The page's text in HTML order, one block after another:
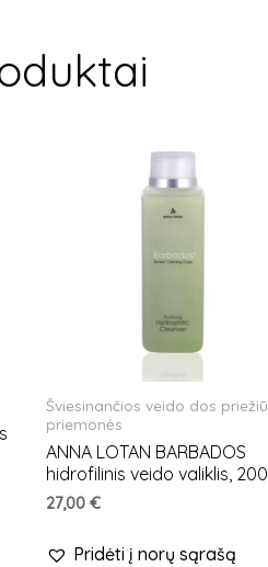
Šviesinančios veido dos
priemonės
ANNA LOTAN BARBADOS
hidrofilinis veido valiklis,
27,00€
Pridėti į norų sąrašą